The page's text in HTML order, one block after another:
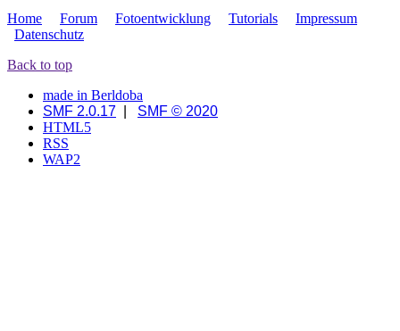
Home Forum Fotoentwicklung Tutorials
Impressum
Datenschutz
Back to top
made in Berldoba
SMF 2.0.17
SMF © 2020
HTML5
RSS
WAP2